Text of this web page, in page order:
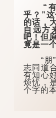
“有
乎？”这
的话，
自远方
吧！但
竟是一
“朋”
志同道
有知心
烦忧，
个字的